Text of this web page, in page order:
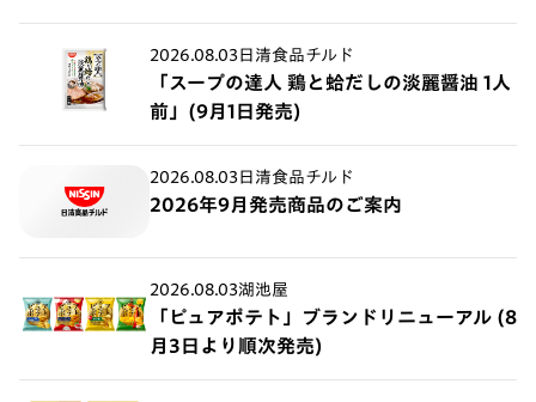
2026.08.03 日清食品チルド
「スープの達人 鶏と蛤だしの淡麗醤油 1人
前」(9月1日発売)
2026.08.03 日清食品チルド
2026年9月発売商品のご案内
2026.08.03湖池屋
「ピュアポテト」ブランドリニューアル (8
月3日より順次発売)